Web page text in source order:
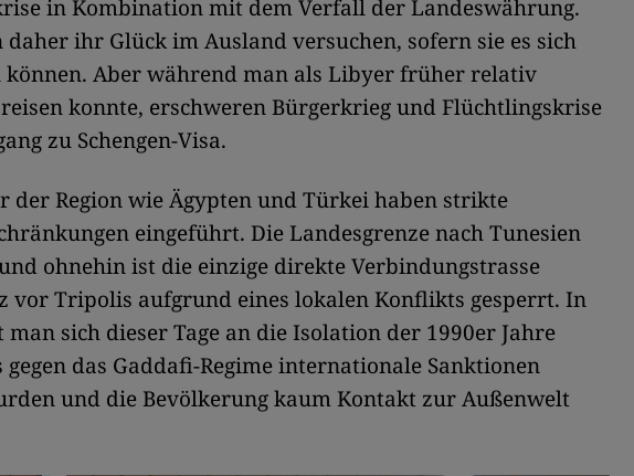
in Kombination mit dem Verfall der Landeswährung.
ihr Glück im Ausland versuchen, sofern sie es sich
können. Aber während man als Libyer früher relativ
konnte, erschweren Bürgerkrieg und Flüchtlingskrise
zu Schengen-Visa.
der Region wie Ägypten und Türkei haben strikte
eingeführt. Die Landesgrenze nach Tunesien
ohnehin ist die einzige direkte Verbindungstrasse
vor Tripolis aufgrund eines lokalen Konflikts gesperrt. In
sich dieser Tage an die Isolation der 1990er Jahre
das Gaddafi-Regime internationale Sanktionen
und die Bevölkerung kaum Kontakt zur Außenwelt